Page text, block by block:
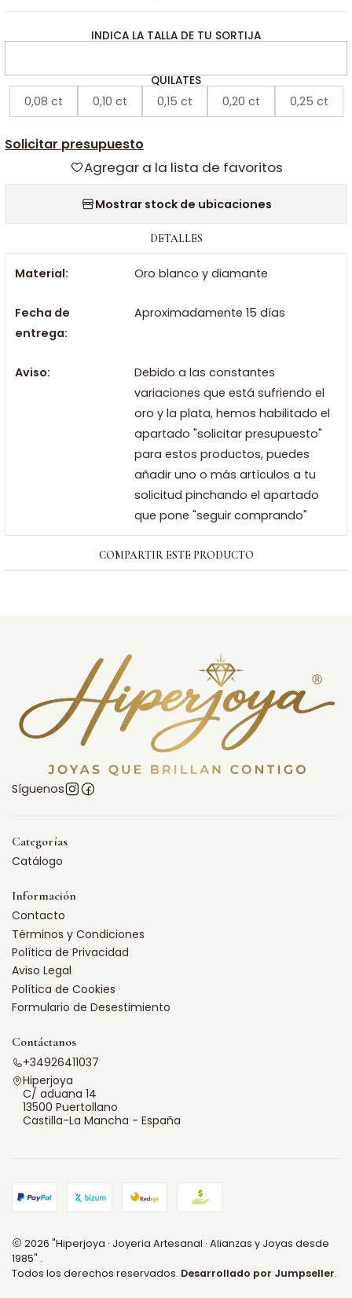
INDICA LA TALLA DE TU SORTIJA
QUILATES
0,08 ct 0,10 ct 0,15 ct 0,20 ct 0,25 ct
Solicitar presupuesto
Agregar a la lista de favoritos
Mostrar stock de ubicaciones
DETALLES
Material: Oro blanco y diamante
Fecha de
entrega:
Aproximadamente 15 días
Aviso:
Debido a las constantes
variaciones que está sufriendo el
oro y la plata, hemos habilitado el
apartado "solicitar presupuesto"
para estos productos, puedes
añadir uno o más artículos a tu
solicitud pinchando el apartado
que pone "seguir comprando"
COMPARTIR ESTE PRODUCTO
Síguenos
Categorías
Catálogo
Información
Contacto
Términos y Condiciones
Política de Privacidad
Aviso Legal
Política de Cookies
Formulario de Desestimiento
Contáctanos
+34926411037
Hiperjoya
C/ aduana 14
13500 Puertollano
Castilla-La Mancha - España
2026 "Hiperjoya · Joyeria Artesanal · Alianzas y Joyas desde
1985" .
Todos los derechos reservados. Desarrollado por Jumpseller.